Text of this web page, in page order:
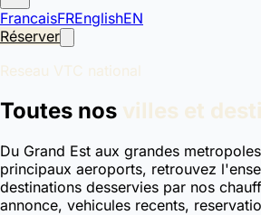
FrancaisFREnglishEN
Réserver
Reseau VTC national
Toutes nos villes et
Du Grand Est aux grandes
principaux aeroports, retrouvez
destinations desservies par nos
annonce, vehicules recents,